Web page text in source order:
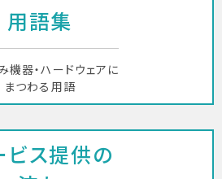
用語集
機器・ハードウェアに
まつわる用語
ビス提供の